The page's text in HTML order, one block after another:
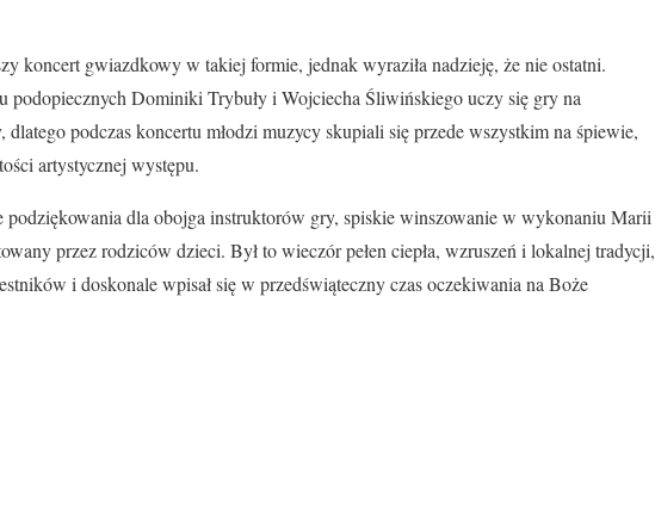
koncert gwiazdkowy w takiej formie, jednak wyraziła nadzieję, że nie ostatni.
podopiecznych Dominiki Trybuły i Wojciecha Śliwińskiego uczy się gry na
podczas koncertu młodzi muzycy skupiali się przede wszystkim na śpiewie,
artystycznej występu.
podziękowania dla obojga instruktorów gry, spiskie winszowanie w wykonaniu Marii
przez rodziców dzieci. Był to wieczór pełen ciepła, wzruszeń i lokalnej tradycji,
i doskonale wpisał się w przedświąteczny czas oczekiwania na Boże